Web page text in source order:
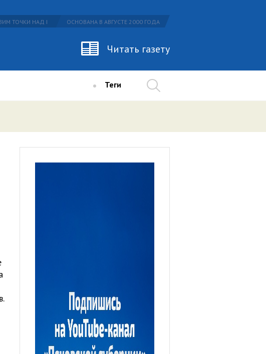
ТОЧКИ НАД I ОСНОВАНА В АВГУСТЕ 2000 ГОДА
Читать газету
Теги